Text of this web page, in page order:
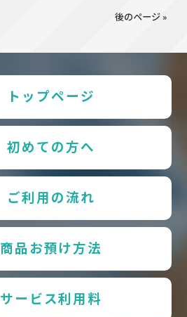
後のページ »
トップページ
初めての方へ
ご利用の流れ
商品お預け方法
サービス利用料